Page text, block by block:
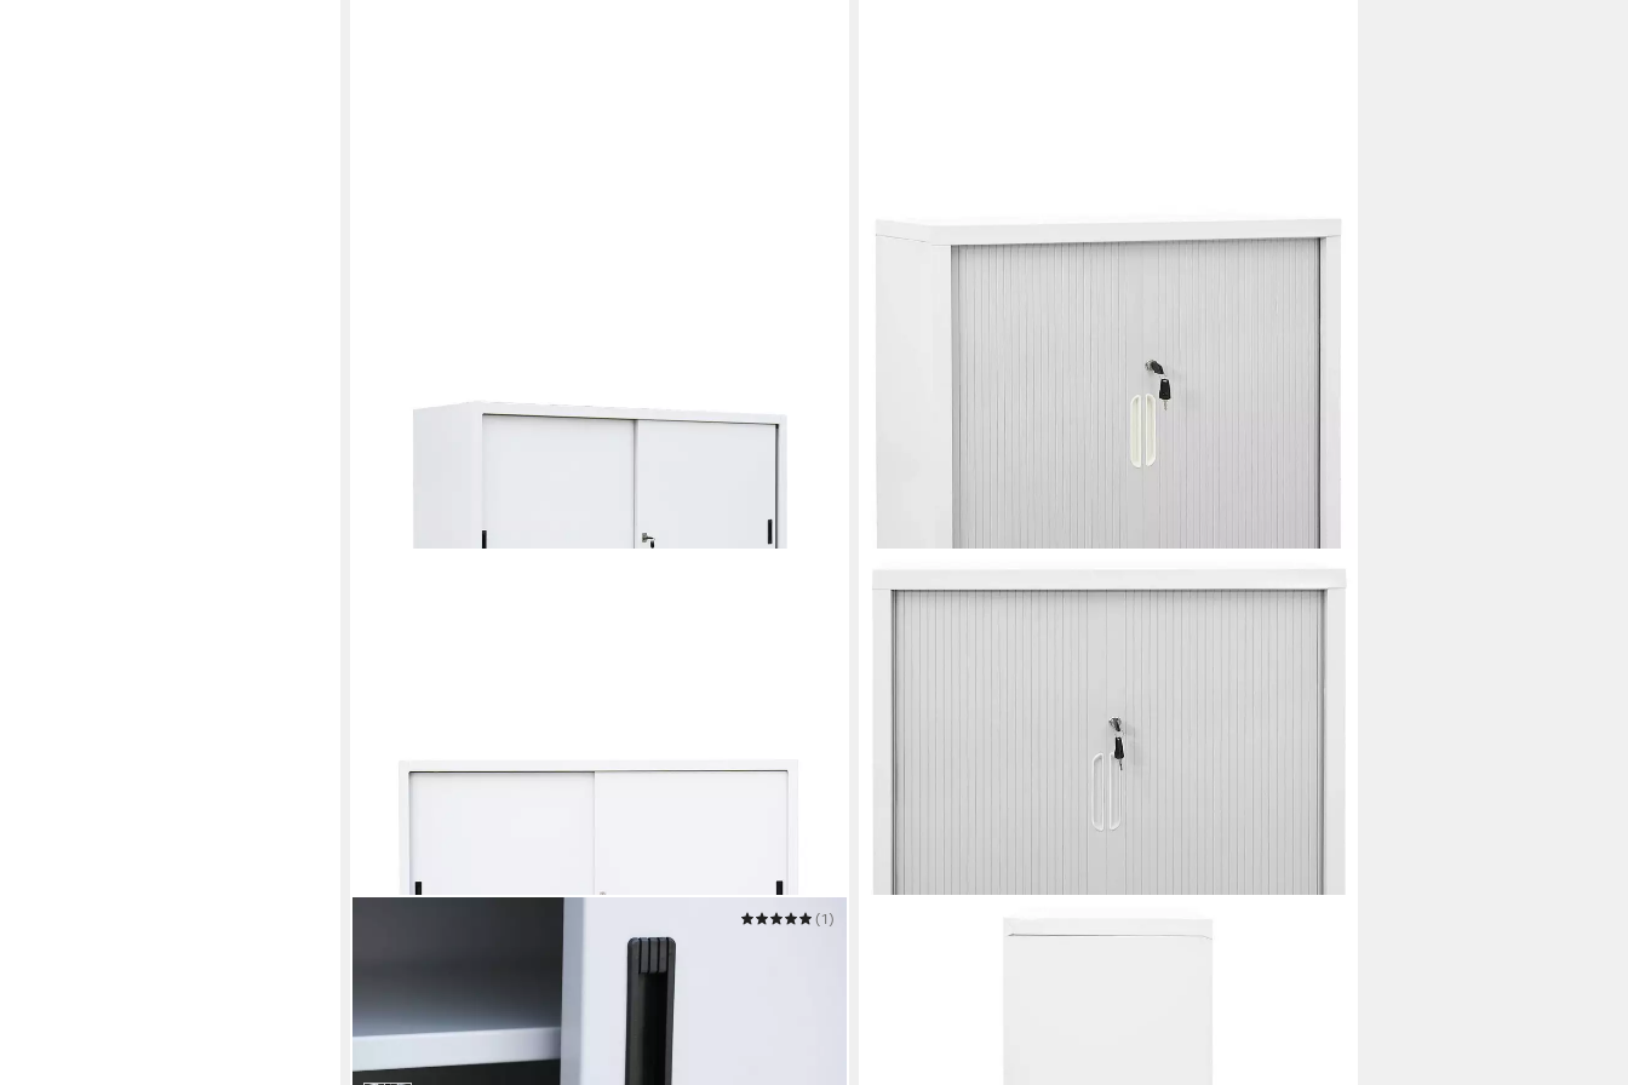
Schiebetürenschrank Aktenschrank Sideboard aus Stahl
(1)
403,90 € UVP529,90 €
in 7-9 Werktagen bei dir